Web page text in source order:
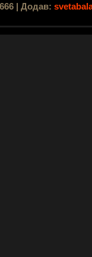
666 | Додав: